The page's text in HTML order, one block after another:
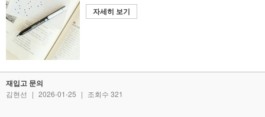
자세히 보기
재입고 문의
김현선 | 2026-01-25 | 조회수 321